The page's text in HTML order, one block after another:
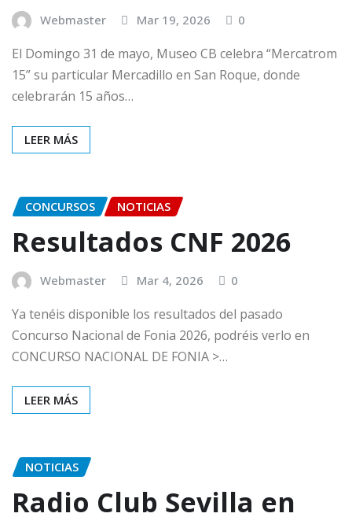
Webmaster Mar 19, 2026 0
El Domingo 31 de mayo, Museo CB celebra “Mercatrom
15” su particular Mercadillo en San Roque, donde
celebrarán 15 años…
LEER MÁS
CONCURSOS NOTICIAS
Resultados CNF 2026
Webmaster Mar 4, 2026 0
Ya tenéis disponible los resultados del pasado
Concurso Nacional de Fonia 2026, podréis verlo en
CONCURSO NACIONAL DE FONIA >…
LEER MÁS
NOTICIAS
Radio Club Sevilla en